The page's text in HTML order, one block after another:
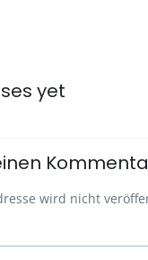
yet
wird nicht